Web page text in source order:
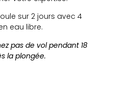
sur 2 jours avec 4
eau libre.
pas de vol pendant 18
la plongée.